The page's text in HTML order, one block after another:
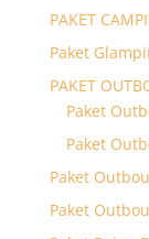
PAKET
Paket
PAKET
Paket
Paket
Paket
Paket